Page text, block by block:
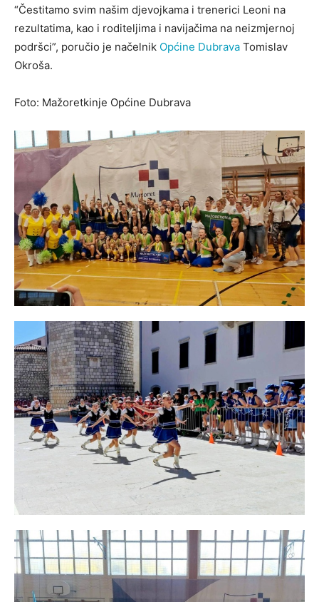
“Čestitamo svim našim djevojkama i trenerici Leoni na
rezultatima, kao i roditeljima i navijačima na neizmjernoj
podršci”, poručio je načelnik Općine Dubrava Tomislav
Okroša.
Foto: Mažoretkinje Općine Dubrava